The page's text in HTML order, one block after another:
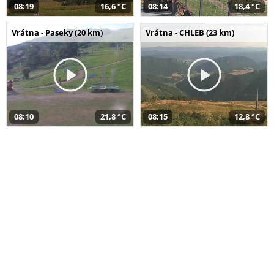
08:19 16,6 °C 08:14 18,4 °C
Vrátna - Paseky (20 km)
08:10 21,8 °C
Vrátna - CHLEB (23 km)
08:15 12,8 °C